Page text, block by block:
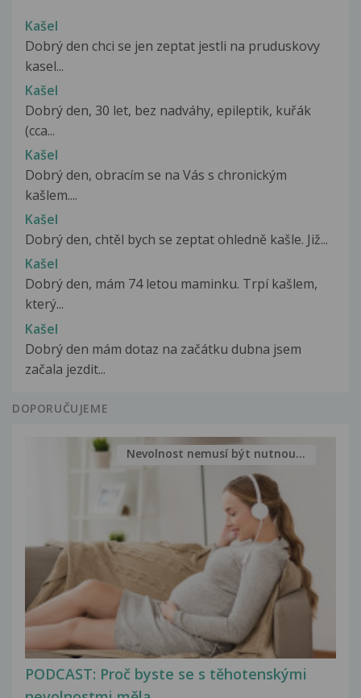
Kašel
Dobrý den chci se jen zeptat jestli na pruduskovy
kasel...
Kašel
Dobrý den, 30 let, bez nadváhy, epileptik, kuřák
(cca...
Kašel
Dobrý den, obracím se na Vás s chronickým
kašlem....
Kašel
Dobrý den, chtěl bych se zeptat ohledně kašle. Již...
Kašel
Dobrý den, mám 74 letou maminku. Trpí kašlem,
který...
Kašel
Dobrý den mám dotaz na začátku dubna jsem
začala jezdit...
DOPORUČUJEME
PODCAST: Proč byste se s těhotenskými
Nevolnost nemusí být nutnou...